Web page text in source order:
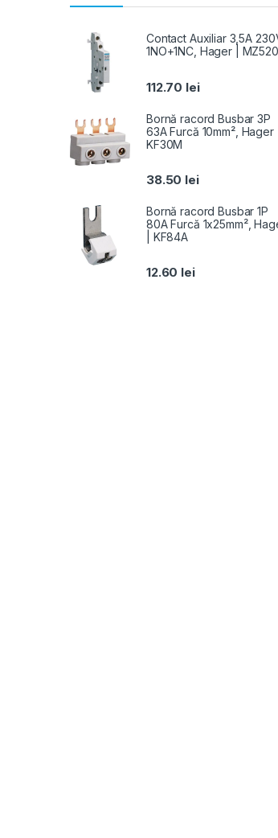
Contact Auxiliar 3,5A
1NO+1NC, Hager |
112.70 lei
Bornă racord Busbar 3P
63A Furcă 10mm², Hager |
KF30M
38.50 lei
Bornă racord Busbar 1P
80A Furcă 1x25mm²,
| KF84A
12.60 lei